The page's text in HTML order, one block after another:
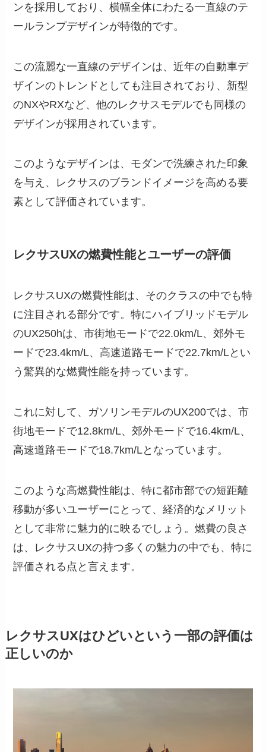
ンを採用しており、横幅全体にわたる一直線のテ
ールランプデザインが特徴的です。
この流麗な一直線のデザインは、近年の自動車デ
ザインのトレンドとしても注目されており、新型
のNXやRXなど、他のレクサスモデルでも同様の
デザインが採用されています。
このようなデザインは、モダンで洗練された印象
を与え、レクサスのブランドイメージを高める要
素として評価されています。
レクサスUXの燃費性能とユーザーの評価
レクサスUXの燃費性能は、そのクラスの中でも特
に注目される部分です。特にハイブリッドモデル
のUX250hは、市街地モードで22.0km/L、郊外モ
ードで23.4km/L、高速道路モードで22.7km/Lとい
う驚異的な燃費性能を持っています。
これに対して、ガソリンモデルのUX200では、市
街地モードで12.8km/L、郊外モードで16.4km/L、
高速道路モードで18.7km/Lとなっています。
このような高燃費性能は、特に都市部での短距離
移動が多いユーザーにとって、経済的なメリット
として非常に魅力的に映るでしょう。燃費の良さ
は、レクサスUXの持つ多くの魅力の中でも、特に
評価される点と言えます。
レクサスUXはひどいという一部の評価は
正しいのか